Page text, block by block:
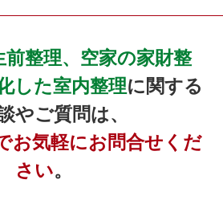
前整理、空家の家財整
した室内整理に関する
やご質問は、
お気軽にお問合せくだ
さい。